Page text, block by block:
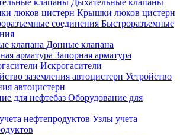
Дыхательные клапаны
Крышки люков цистерн
Быстроразъемные
Донные клапана
Запорная арматура
Искрогасители
Устройство
автоцистерн
Оборудование для
Узлы учета